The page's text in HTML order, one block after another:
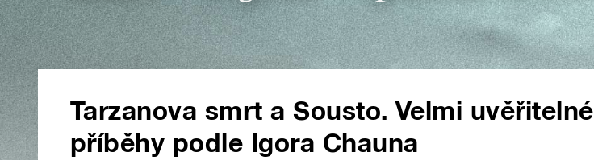
Tarzanova smrt a Sousto. Velmi uvěřitelné
příběhy podle Igora Chauna